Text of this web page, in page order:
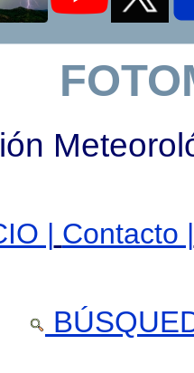
| Contacto |